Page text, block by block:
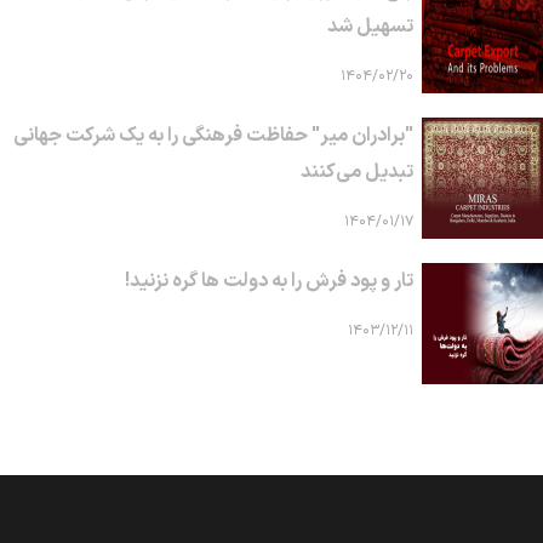
تسهیل شد
۱۴۰۴/۰۲/۲۰
"برادران میر" حفاظت فرهنگی را به یک شرکت جهانی
تبدیل می‌کنند
۱۴۰۴/۰۱/۱۷
تار و پود فرش را به دولت ها گره نزنید!
۱۴۰۳/۱۲/۱۱